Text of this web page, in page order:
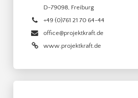
D-79098, Freiburg
+49 (0)761 21 70 64-44
office@projektkraft.de
www.projektkraft.de